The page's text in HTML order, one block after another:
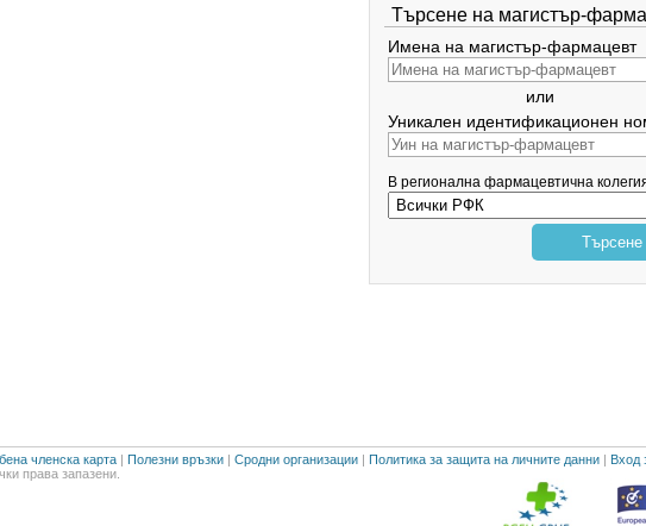
Търсене на магистър-
Имена на магистър-фармацевт
или
Уникален идентификационен
В регионална фармацевтична
Търсене
членска карта | Полезни връзки | Сродни организации | Политика за защита на личните данни | Вход
права запазени.